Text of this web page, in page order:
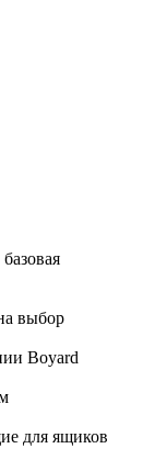
выбор
Boyard
для ящиков